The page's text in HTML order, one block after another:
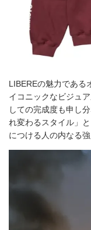
LIBEREの魅力である
イコニックなビジュ
しての完成度も申し
れ変わるスタイル」
につける人の内なる